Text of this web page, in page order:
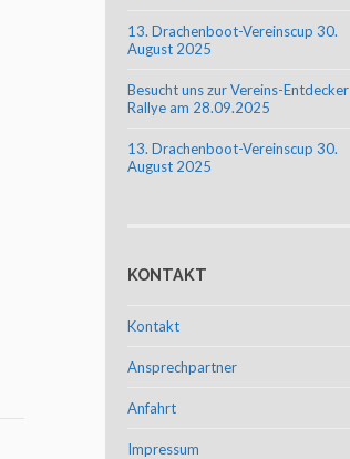
13. Drachenboot-Vereinscup 30.
August 2025
Besucht uns zur Vereins-Entdecker
Rallye am 28.09.2025
13. Drachenboot-Vereinscup 30.
August 2025
KONTAKT
Kontakt
Ansprechpartner
Anfahrt
Impressum